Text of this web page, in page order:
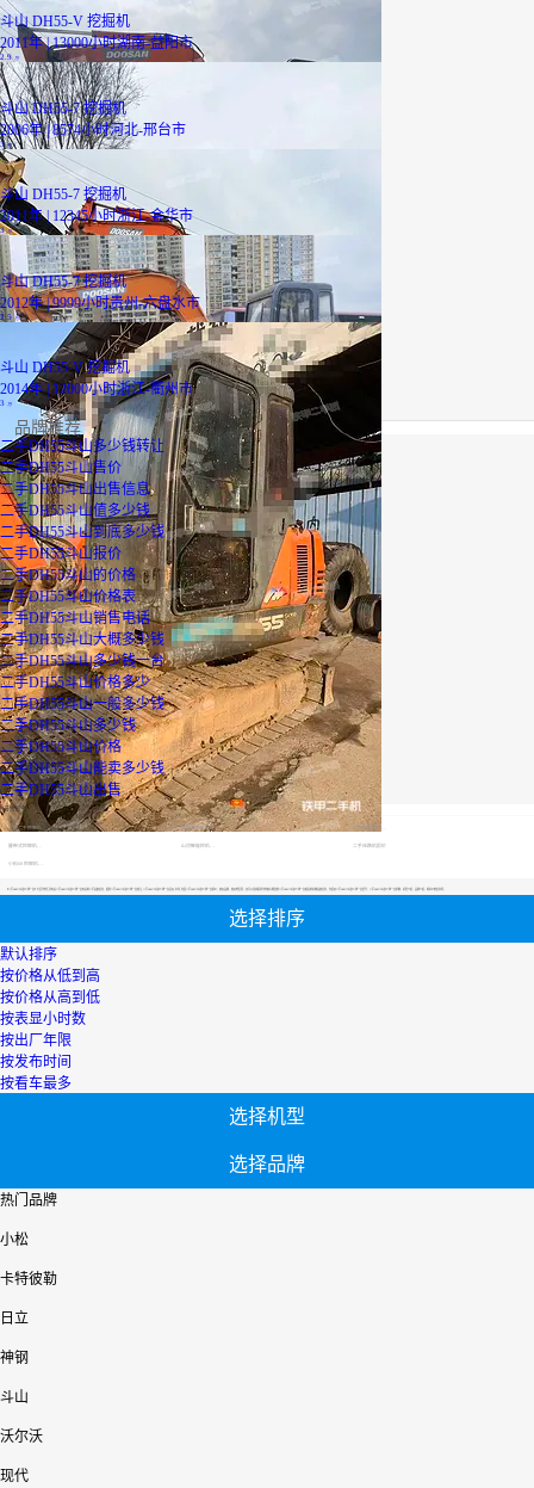
已降1000元
斗山 DH55-V 挖掘机
2011年 | 13000小时湖南-益阳市
2.9 万
斗山 DH55-7 挖掘机
2006年 | 8574小时河北-邢台市
3万
斗山 DH55-7 挖掘机
2011年 | 12345小时浙江-金华市
3万
斗山 DH55-7 挖掘机
2012年 | 9999小时贵州-六盘水市
2.5 万
斗山 DH55-V 挖掘机
2014年 | 12000小时浙江-衢州市
3 万
品牌推荐
二手DH55斗山多少钱转让
二手DH55斗山售价
二手DH55斗山出售信息
二手DH55斗山值多少钱
二手DH55斗山到底多少钱
二手DH55斗山报价
二手DH55斗山的价格
二手DH55斗山价格表
二手DH55斗山销售电话
二手DH55斗山大概多少钱
二手DH55斗山多少钱一台
二手DH55斗山价格多少
二手DH55斗山一般多少钱
二手DH55斗山多少钱
二手DH55斗山价格
二手DH55斗山能卖多少钱
二手DH55斗山出售
最优设备
广西二手挖掘机 轮式挖掘机报价
二手压路机报价
【二手DH55斗山多少钱一台】专区为您汇总有关二手DH55斗山多少钱一台有关的二手设备信息，提供二手DH55斗山多少钱一台转让,二手DH55斗山多少钱一台买卖,市场,包括二手DH55斗山多少钱一台报价，热卖品牌，热卖地区等；还可以直接看到为您精心挑选的二手DH55斗山多少钱一台相关的机械设备信息，包括其二手DH55斗山多少钱一台型号、二手DH55斗山多少钱一台参数、机型介绍、品牌介绍、新机价格信息等；
选择排序
默认排序
按价格从低到高
按价格从高到低
按表显小时数
按出厂年限
按发布时间
按看车最多
选择机型
选择品牌
热门品牌
小松
卡特彼勒
日立
神钢
斗山
沃尔沃
现代